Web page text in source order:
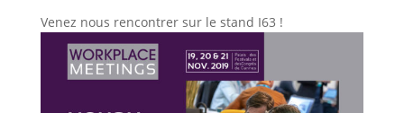
Venez nous rencontrer sur le stand I63 !